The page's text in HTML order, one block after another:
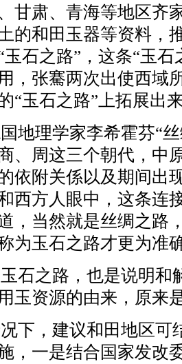
甘肃、青海等地区齐
的和田玉器等资料，
玉石之路”，这条“玉
，张騫两次出使西域
“玉石之路”上拓展出
地理学家李希霍芬“
、周这三个朝代，中
依附关係以及期间出
西方人眼中，这条连
，当然就是丝绸之路
为玉石之路才更为准
石之路，也是说明和
玉资源的由来，原来
下，建议和田地区可
，一是结合国家发改